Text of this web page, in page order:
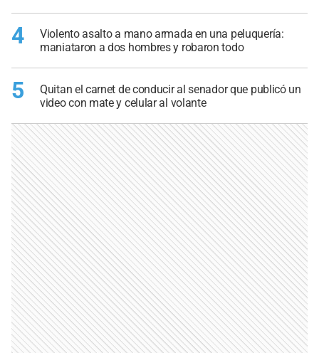
4
Violento asalto a mano armada en una peluquería:
maniataron a dos hombres y robaron todo
5
Quitan el carnet de conducir al senador que publicó un
video con mate y celular al volante